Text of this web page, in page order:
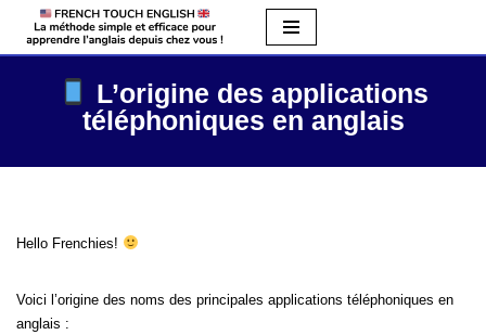
Aller
contenu
L’origine des applications
téléphoniques en anglais
Hello Frenchies!
Voici l’origine des noms des principales applications téléphoniques en
anglais :